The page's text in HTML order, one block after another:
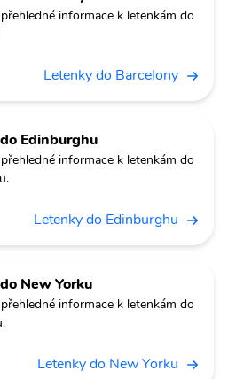
informace k letenkám do
Letenky do Barcelony
Edinburghu
informace k letenkám do
Letenky do Edinburghu
New Yorku
informace k letenkám do
Letenky do New Yorku